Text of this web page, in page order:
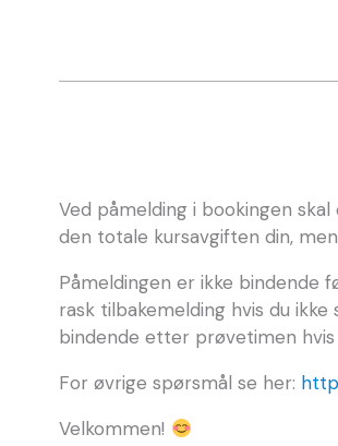
Ved påmelding i bookingen skal
den totale kursavgiften din,
Påmeldingen er ikke bindende
rask tilbakemelding hvis du
bindende etter prøvetimen hvis
For øvrige spørsmål se her:
Velkommen!